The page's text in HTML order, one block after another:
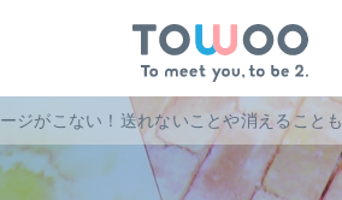
ジがこない！送れないことや消えること